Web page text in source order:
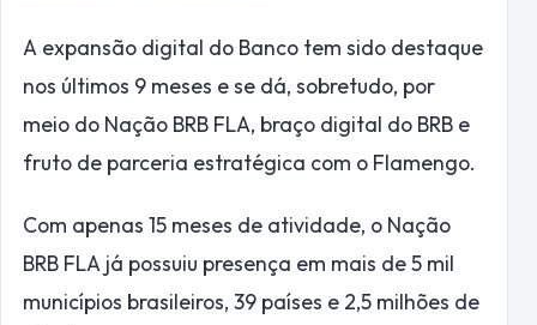
A expansão digital do Banco tem sido destaque
nos últimos 9 meses e se dá, sobretudo, por
meio do Nação BRB FLA, braço digital do BRB e
fruto de parceria estratégica com o Flamengo.
Com apenas 15 meses de atividade, o Nação
BRB FLA já possuiu presença em mais de 5 mil
municípios brasileiros, 39 países e 2,5 milhões de